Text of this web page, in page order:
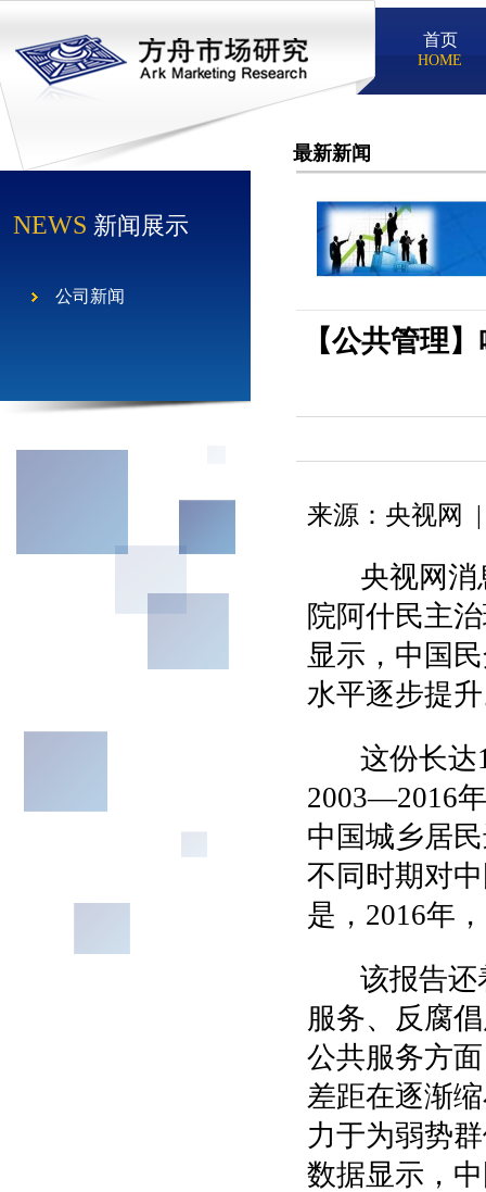
首页
HOME
最新新闻
NEWS 新闻展示
公司新闻
【公共管理
来源：央视网 |
央视网消
院阿什民主
显示，中国
水平逐步提
这份长达
2003—2016
中国城乡居
不同时期对
是，2016年
该报告还
服务、反腐
公共服务方
差距在逐渐
力于为弱势
数据显示，